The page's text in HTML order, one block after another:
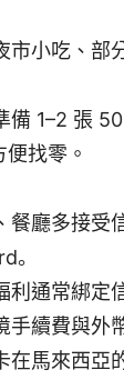
市小吃、部
備 1–2 張
找零。
餐廳多接受
。
利通常綁定
手續費與外
在馬來西亞